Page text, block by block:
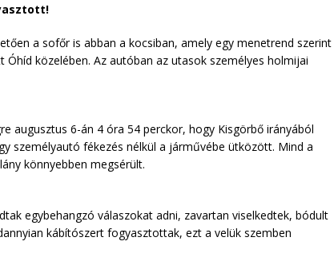
a sofőr is abban a kocsiban, amely egy menetrend szerint
közelében. Az autóban az utasok személyes holmijai
augusztus 6-án 4 óra 54 perckor, hogy Kisgörbő irányából
személyautó fékezés nélkül a járművébe ütközött. Mind a
könnyebben megsérült.
egybehangzó válaszokat adni, zavartan viselkedtek, bódult
kábítószert fogyasztottak, ezt a velük szemben